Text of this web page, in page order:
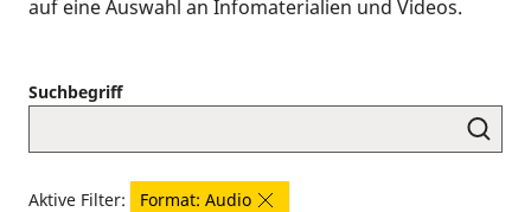
auf eine Auswahl an Infomaterialien und Videos.
Suchbegriff
Aktive Filter:
Format: Audio